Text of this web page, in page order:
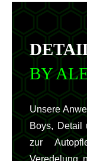
BY
Unsere
Boys, Detail
zur